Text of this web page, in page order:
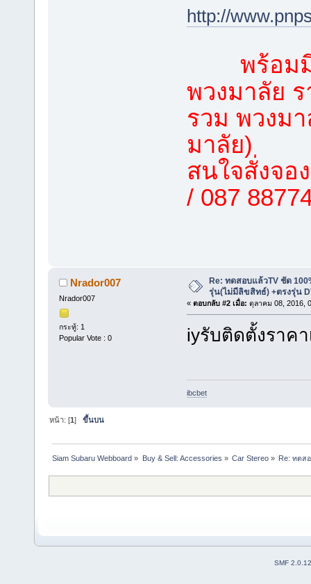
http://
พร้อม
พวงมาลัย
รวม พวงม
มาลัย)
สนใจสั่งจอ
/ 087
Nrador007
Nrador007
กระทู้: 1
Popular Vote : 0
Re: ทดสอบแล้วTV ชัด
รุ่น(ไม่มีลิขสิทธ์) +ตรงรุ่น
« ตอบกลับ #2 เมื่อ: ตุลาคม 08, 2016,
iyรับติดตั้งราค
ibcbet
หน้า: [1]ขึ้นบน
Siam Subaru Webboard » Buy & Sell: Accessories » Car Stereo» Re: ทดส
SMF 2.0.12